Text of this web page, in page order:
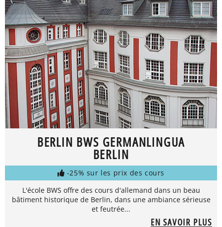
BERLIN BWS GERMANLINGUA
BERLIN
-25% sur les prix des cours
L'école BWS offre des cours d'allemand dans un beau
bâtiment historique de Berlin, dans une ambiance sérieuse
et feutrée...
EN SAVOIR PLUS